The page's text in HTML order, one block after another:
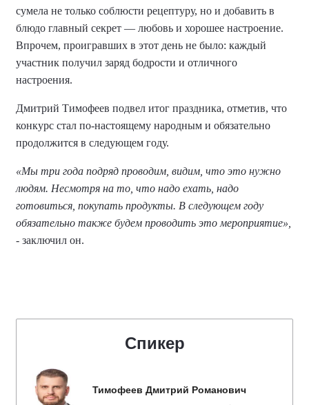
сумела не только соблюсти рецептуру, но и добавить в
блюдо главный секрет — любовь и хорошее настроение.
Впрочем, проигравших в этот день не было: каждый
участник получил заряд бодрости и отличного
настроения.
Дмитрий Тимофеев подвел итог праздника, отметив, что
конкурс стал по-настоящему народным и обязательно
продолжится в следующем году.
«Мы три года подряд проводим, видим, что это нужно
людям. Несмотря на то, что надо ехать, надо
готовиться, покупать продукты. В следующем году
обязательно также будем проводить это мероприятие»,
- заключил он.
Спикер
Тимофеев Дмитрий Романович